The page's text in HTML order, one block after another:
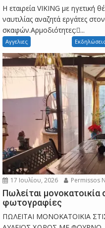
Η εταιρεία VIKING με ηγετική
ναυτιλίας αναζητά εργάτες
σκαφών.Αρμοδιότητες:...
Αγγελιες
17 Ιουλίου, 2026 Permissos
Πωλείται μονοκατοικία
φωτογραφίες
ΠΩΛΕΙΤΑΙ ΜΟΝΟΚΑΤΟΙΚΙΑ